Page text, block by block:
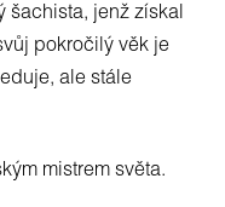
šachista, jenž získal
pokročilý věk je
ale stále
mistrem světa.